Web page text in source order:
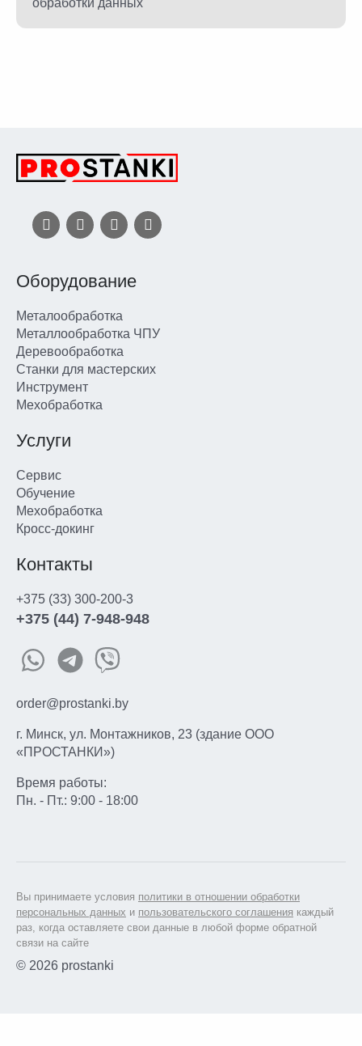
Оборудование
Металообработка
Металлообработка ЧПУ
Деревообработка
Станки для мастерских
Инструмент
Мехобработка
Услуги
Сервис
Обучение
Мехобработка
Кросс-докинг
Контакты
+375 (33) 300-200-3
+375 (44) 7-948-948
order@prostanki.by
г. Минск, ул. Монтажников, 23 (здание ООО
«ПРОСТАНКИ»)
Время работы:
Пн. - Пт.: 9:00 - 18:00
Вы принимаете условия политики в отношении обработки
персональных данных и пользовательского соглашения каждый
раз, когда оставляете свои данные в любой форме обратной
связи на сайте
© 2026 prostanki